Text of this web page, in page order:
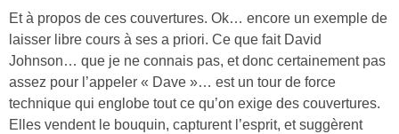
Et à propos de ces couvertures. Ok… encore un exemple de
laisser libre cours à ses a priori. Ce que fait David
Johnson… que je ne connais pas, et donc certainement pas
assez pour l’appeler « Dave »… est un tour de force
technique qui englobe tout ce qu’on exige des couvertures.
Elles vendent le bouquin, capturent l’esprit, et suggèrent